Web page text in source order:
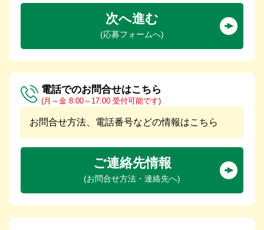
次へ進む
(応募フォームへ)
電話でのお問合せはこちら
(月～金 8:00～17:00 受付可能です)
お問合せ方法、電話番号などの情報はこちら
ご連絡先情報
(お問合せ方法・連絡先へ)